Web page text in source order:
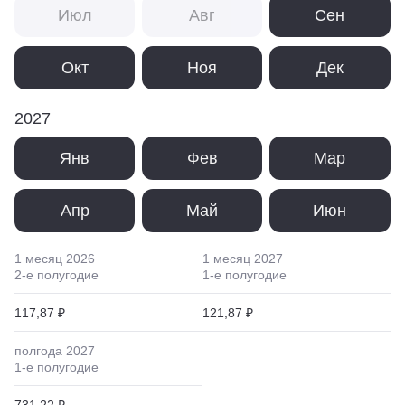
Июл Авг Сен
Окт Ноя Дек
2027
Янв Фев Мар
Апр Май Июн
1 месяц 2026
2-е полугодие
117,87 ₽
1 месяц 2027
1-е полугодие
121,87 ₽
полгода 2027
1-е полугодие